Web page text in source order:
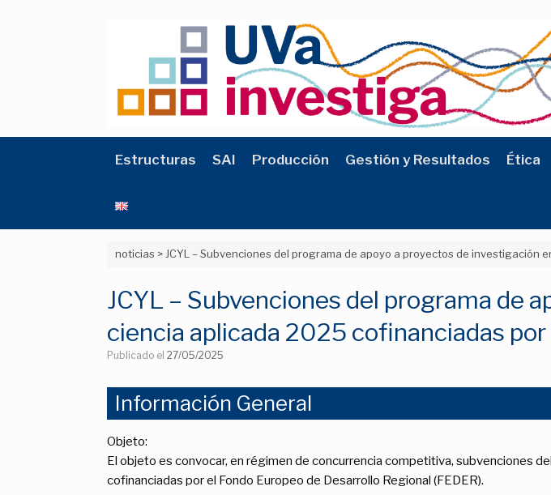
Estructuras SAI Producción Gestión y Resultados Ética
noticias > JCYL – Subvenciones del programa de apoyo a proyectos de investigación
JCYL – Subvenciones del programa de
ciencia aplicada 2025 cofinanciadas por
Publicado el 27/05/2025
Información General
Objeto:
El objeto es convocar, en régimen de concurrencia competitiva, subvenciones
cofinanciadas por el Fondo Europeo de Desarrollo Regional (FEDER).